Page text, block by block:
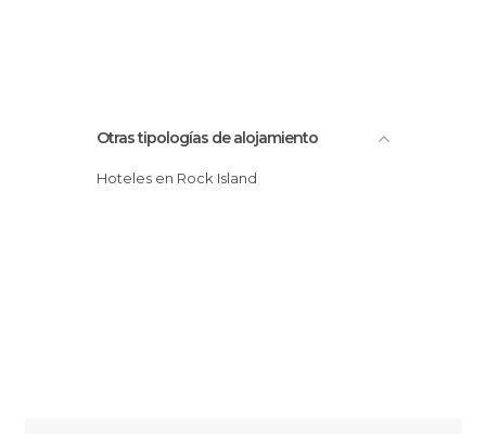
Otras tipologías de alojamiento
Hoteles en Rock Island